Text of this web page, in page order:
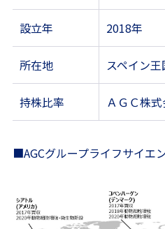
設立年 2018年
所在地 スペイン
持株比率 ＡＧＣ株
■AGCグループライフサイエ